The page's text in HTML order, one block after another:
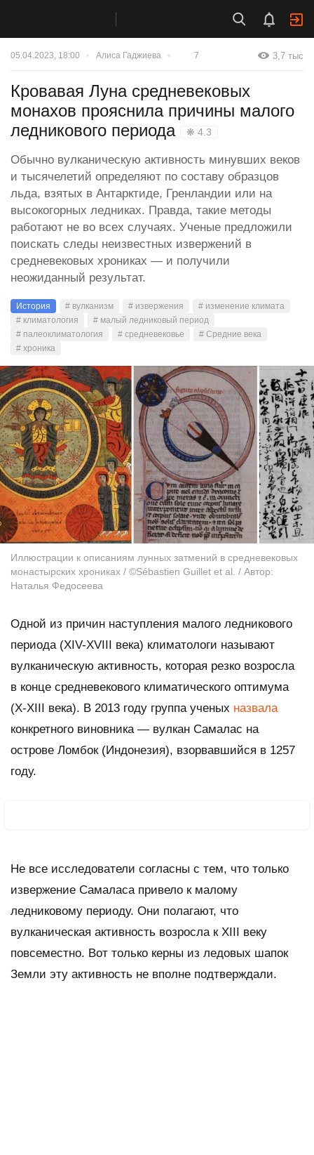
05.04.2023, 18:00 Алиса Гаджиева 7 3,7 тыс
Кровавая Луна средневековых
монахов прояснила причины малого
ледникового периода
❋ 4.3
Обычно вулканическую активность минувших веков
и тысячелетий определяют по составу образцов
льда, взятых в Антарктиде, Гренландии или на
высокогорных ледниках. Правда, такие методы
работают не во всех случаях. Ученые предложили
поискать следы неизвестных извержений в
средневековых хрониках — и получили
неожиданный результат.
История # вулканизм # извержения
# изменение климата
# климатология
# малый ледниковый период
# палеоклиматология
# средневековье
# Средние века
# хроника
Иллюстрации к описаниям лунных затмений в средневековых
монастырских хрониках / ©Sébastien Guillet et al. / Автор:
Наталья Федосеева
Одной из причин наступления малого ледникового
периода (XIV-XVIII века) климатологи называют
вулканическую активность, которая резко возросла
в конце средневекового климатического оптимума
(X-XIII века). В 2013 году группа ученых назвала
конкретного виновника — вулкан Самалас на
острове Ломбок (Индонезия), взорвавшийся в 1257
году.
Не все исследователи согласны с тем, что только
извержение Самаласа привело к малому
ледниковому периоду. Они полагают, что
вулканическая активность возросла к XIII веку
повсеместно. Вот только керны из ледовых шапок
Земли эту активность не вполне подтверждали.